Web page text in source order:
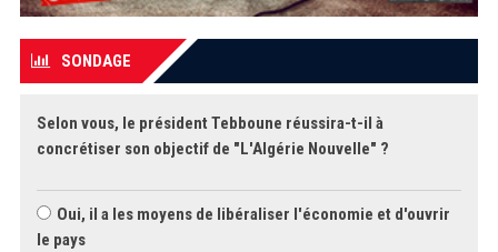
SONDAGE
Selon vous, le président Tebboune réussira-t-il à
concrétiser son objectif de "L'Algérie Nouvelle" ?
Oui, il a les moyens de libéraliser l'économie et d'ouvrir
le pays